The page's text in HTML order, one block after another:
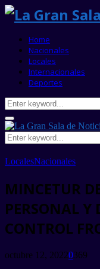
Home
Nacionales
Locales
Internacionales
Deportes
Search
for:
Primary
Menu
Search
for:
LocalesNacionales
MINCETUR
PERSONAL Y
CONTROL
octubre 12, 20220369